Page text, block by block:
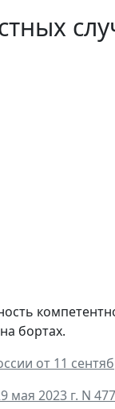
бортах.
от 11
мая 2023 г. N 477